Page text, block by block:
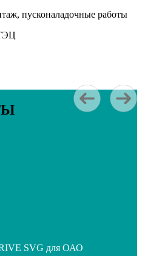
пусконаладочные работы
SVG для ОАО